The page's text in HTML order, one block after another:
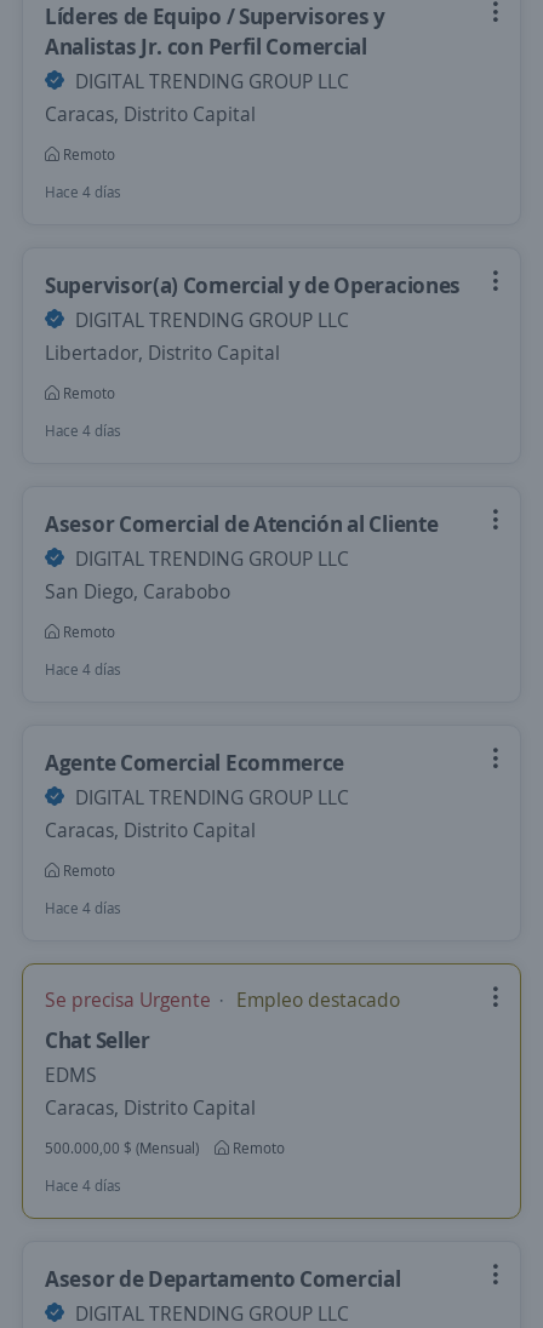
Líderes de Equipo / Supervisores y
Analistas Jr. con Perfil Comercial
DIGITAL TRENDING GROUP LLC
Caracas, Distrito Capital
Remoto
Hace 4 días
Supervisor(a) Comercial y de Operaciones
DIGITAL TRENDING GROUP LLC
Libertador, Distrito Capital
Remoto
Hace 4 días
Asesor Comercial de Atención al Cliente
DIGITAL TRENDING GROUP LLC
San Diego, Carabobo
Remoto
Hace 4 días
Agente Comercial Ecommerce
DIGITAL TRENDING GROUP LLC
Caracas, Distrito Capital
Remoto
Hace 4 días
Se precisa Urgente Empleo destacado
Chat Seller
EDMS
Caracas, Distrito Capital
500.000,00 $ (Mensual)
Remoto
Hace 4 días
Asesor de Departamento Comercial
DIGITAL TRENDING GROUP LLC